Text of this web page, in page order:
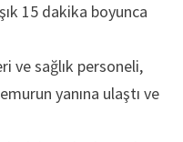
15 dakika boyunca
ve sağlık personeli,
yanına ulaştı ve